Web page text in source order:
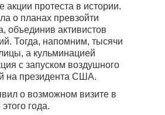
протеста в истории.
о планах превзойти
объединив активистов
Тогда, напомним, тысячи
а кульминацией
с запуском воздушного
на президента США.
о возможном визите в
года.